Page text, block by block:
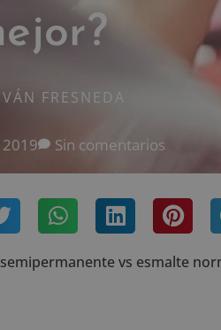
FRESNEDA
Sin comentarios
vs esmalte